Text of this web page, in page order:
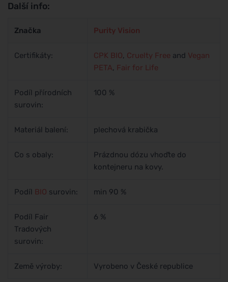
Další info:
Značka Purity Vision
Certifikáty: CPK BIO Cruelty Free and Vegan
PETA
Fair for Life
Podíl přírodních
surovin:
100 %
Materiál balení: plechová krabička
Co s obaly:
Prázdnou dózu vhoďte do
kontejneru na kovy.
Podíl BIO surovin: min 90 %
Podíl Fair
Tradových
surovin:
6 %
Země výroby: Vyrobeno v České republice